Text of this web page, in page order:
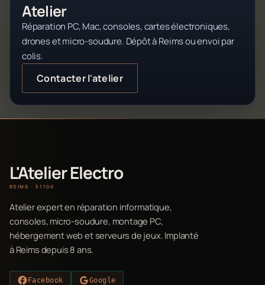
Atelier
Réparation PC, Mac, consoles, cartes électroniques,
drones et micro-soudure. Dépôt à Reims ou envoi par
colis.
Contacter l'atelier
L'Atelier Electro
REIMS · 51100
Atelier expert en réparation informatique,
consoles, micro-soudure, montage PC,
hébergement web et serveurs de jeux. Implanté
à Reims depuis 8 ans.
Facebook Google